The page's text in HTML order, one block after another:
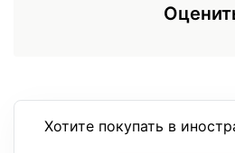
Хотите покупать в